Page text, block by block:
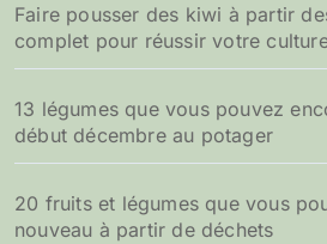
Faire pousser des kiwi à partir
complet pour réussir votre
13 légumes que vous pouvez
début décembre au potager
20 fruits et légumes que vous
nouveau à partir de déchets